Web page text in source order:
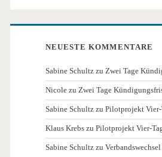
NEUESTE KOMMENTARE
Sabine Schultz zuZwei Tage
Nicole zuZwei Tage
Sabine Schultz zuPilotprojekt Vier-
Klaus Krebs zuPilotprojekt Vier-
Sabine Schultz zuVerbandswechsel